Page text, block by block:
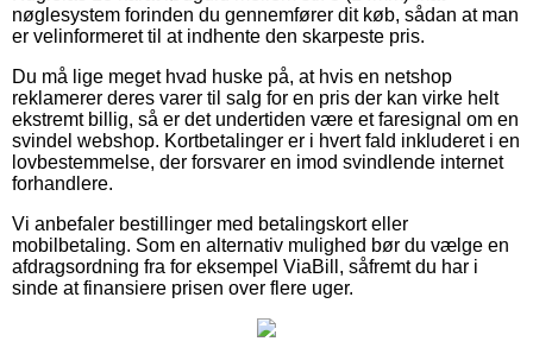
nøglesystem forinden du gennemfører dit køb, sådan at man
er velinformeret til at indhente den skarpeste pris.
Du må lige meget hvad huske på, at hvis en netshop
reklamerer deres varer til salg for en pris der kan virke helt
ekstremt billig, så er det undertiden være et faresignal om en
svindel webshop. Kortbetalinger er i hvert fald inkluderet i en
lovbestemmelse, der forsvarer en imod svindlende internet
forhandlere.
Vi anbefaler bestillinger med betalingskort eller
mobilbetaling. Som en alternativ mulighed bør du vælge en
afdragsordning fra for eksempel ViaBill, såfremt du har i
sinde at finansiere prisen over flere uger.